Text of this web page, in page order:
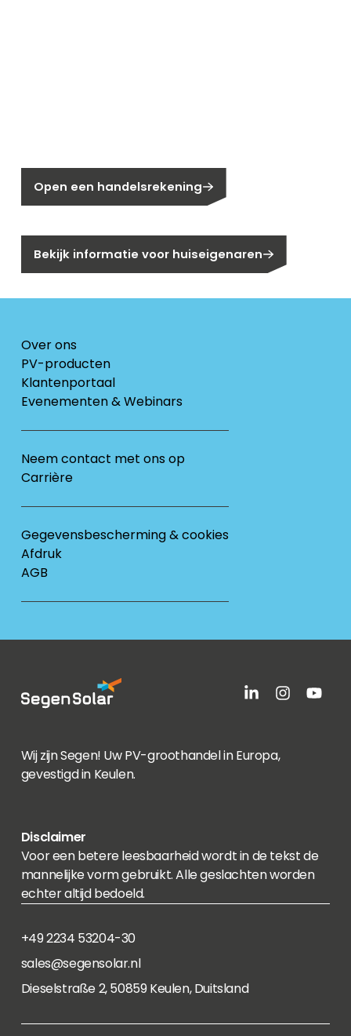
Open een handelsrekening
Bekijk informatie voor huiseigenaren
Over ons
PV-producten
Klantenportaal
Evenementen & Webinars
Neem contact met ons op
Carrière
Gegevensbescherming & cookies
Afdruk
AGB
Wij zijn Segen! Uw PV-groothandel in Europa,
gevestigd in Keulen.
Disclaimer
Voor een betere leesbaarheid wordt in de tekst de
mannelijke vorm gebruikt. Alle geslachten worden
echter altijd bedoeld.
+49 2234 53204-30
sales@segensolar.nl
Dieselstraße 2, 50859 Keulen, Duitsland